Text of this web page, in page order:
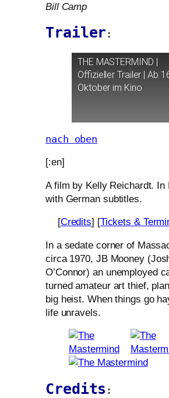
Bill Camp
Trailer :
THE MASTERMIND |
Offizieller Trailer | Ab
Oktober im Kino
nach oben
[:en]
A film by Kelly Reichardt. In
with German subtitles.
[Credits] [Tickets &
In a seda­te cor­ner of
cir­ca 1970, JBMooney
O’Connor) an unem­ploy­ed
tur­ned ama­teur art thief,
big heist. When things go
life unravels.
Credits :